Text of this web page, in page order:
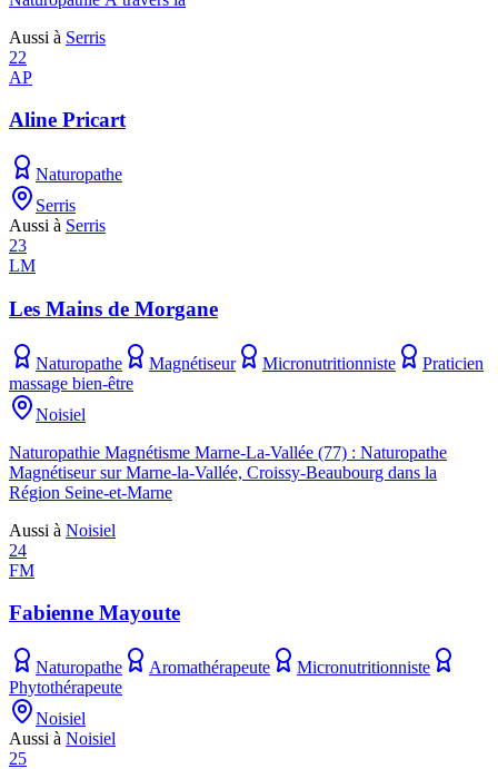
Aussi à Serris
22
AP
Aline Pricart
Naturopathe
Serris
Aussi à Serris
23
LM
Les Mains de Morgane
Naturopathe Magnétiseur Micronutritionniste
Praticien
massage bien-être
Noisiel
Naturopathie Magnétisme Marne-La-Vallée (77) : Naturopathe
Magnétiseur sur Marne-la-Vallée, Croissy-Beaubourg dans la
Région Seine-et-Marne
Aussi à Noisiel
24
FM
Fabienne Mayoute
Naturopathe Aromathérapeute
Micronutritionniste
Phytothérapeute
Noisiel
Aussi à Noisiel
25